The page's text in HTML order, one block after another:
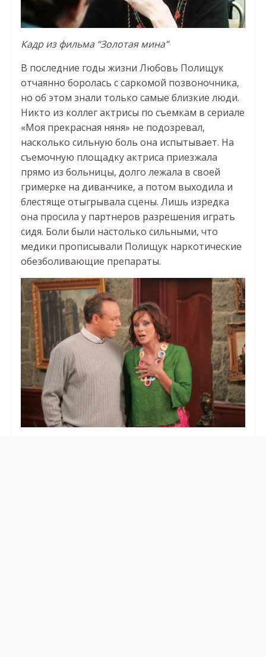
Кадр из фильма “Золотая мина”
В последние годы жизни Любовь Полищук
отчаянно боролась с саркомой позвоночника,
но об этом знали только самые близкие люди.
Никто из коллег актрисы по съемкам в сериале
«Моя прекрасная няня» не подозревал,
насколько сильную боль она испытывает. На
съемочную площадку актриса приезжала
прямо из больницы, долго лежала в своей
гримерке на диванчике, а потом выходила и
блестяще отыгрывала сцены. Лишь изредка
она просила у партнеров разрешения играть
сидя. Боли были настолько сильными, что
медики прописывали Полищук наркотические
обезболивающие препараты.